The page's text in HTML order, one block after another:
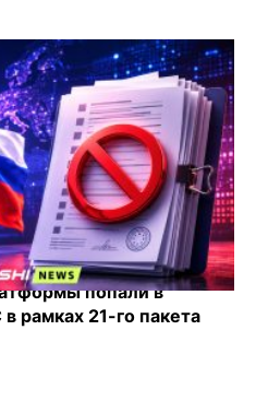
попали в
рамках 21-го пакета